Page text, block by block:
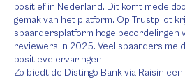
positief in Nederland. Dit komt mede
gemak van het platform. Op Trustpilot
spaardersplatform hoge beoordelingen
reviewers in 2025. Veel spaarders
positieve ervaringen.
Zo biedt de Distingo Bank via Raisin